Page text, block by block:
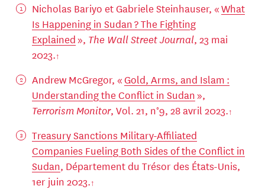
Nicholas Bariyo et Gabriele Steinhauser, «What
Is Happening in Sudan ? The Fighting
Explained», The Wall Street Journal, 23 mai
2023.
Andrew McGregor, «Gold, Arms, and Islam :
Understanding the Conflict in Sudan»,
Terrorism Monitor, Vol. 21, n°9, 28 avril 2023.
Treasury Sanctions Military-Affiliated
Companies Fueling Both Sides of the Conflict in
Sudan, Département du Trésor des États-Unis,
1er juin 2023.